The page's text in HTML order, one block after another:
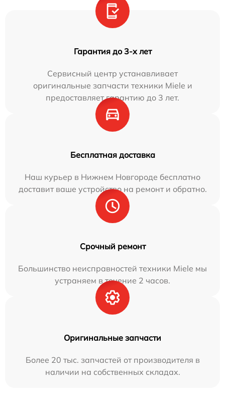
Гарантия до 3-х лет
Сервисный центр устанавливает
оригинальные запчасти техники Miele и
предоставляет гарантию до 3 лет.
Бесплатная доставка
Наш курьер в Нижнем Новгороде бесплатно
доставит ваше устройство на ремонт и обратно.
Срочный ремонт
Большинство неисправностей техники Miele мы
устраняем в течение 2 часов.
Оригинальные запчасти
Более 20 тыс. запчастей от производителя в
наличии на собственных складах.